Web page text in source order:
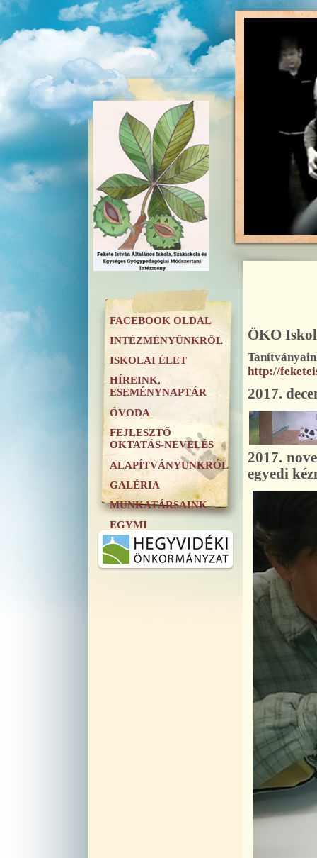
FACEBOOK OLDAL
INTÉZMÉNYÜNKRŐL
ISKOLAI ÉLET
HÍREINK,
ESEMÉNYNAPTÁR
ÓVODA
FEJLESZTŐ
OKTATÁS-NEVELÉS
ALAPÍTVÁNYUNKRÓL
GALÉRIA
MUNKATÁRSAINK
EGYMI
.
ÖKO
http://
2017.
2017.
egyedi